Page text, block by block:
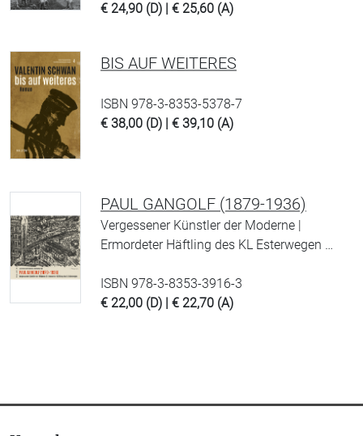
€ 24,90 (D) | € 25,60 (A)
BIS AUF WEITERES
ISBN 978-3-8353-5378-7
€ 38,00 (D) | € 39,10 (A)
PAUL GANGOLF (1879-1936)
Vergessener Künstler der Moderne |
Ermordeter Häftling des KL Esterwegen …
ISBN 978-3-8353-3916-3
€ 22,00 (D) | € 22,70 (A)